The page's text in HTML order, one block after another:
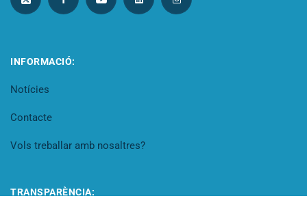
INFORMACIÓ:
Notícies
Contacte
Vols treballar amb nosaltres?
TRANSPARÈNCIA: